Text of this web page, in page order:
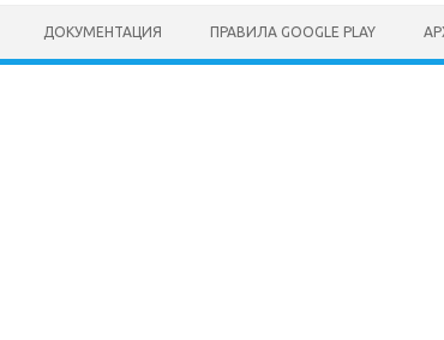
ДОКУМЕНТАЦИЯ ПРАВИЛА GOOGLE PLAY